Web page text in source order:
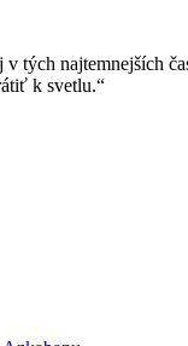
v tých najtemnejších
k svetlu.